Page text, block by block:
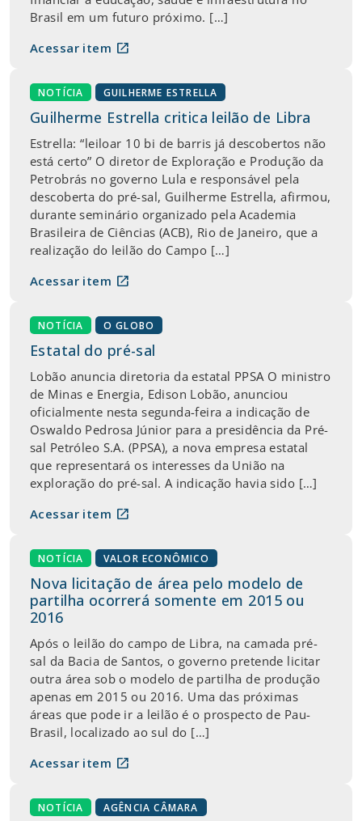
Brasil em um futuro próximo. […]
Acessar item open_in_new
NOTÍCIA GUILHERME ESTRELLA
Guilherme Estrella critica leilão de Libra
Estrella: “leiloar 10 bi de barris já descobertos não
está certo” O diretor de Exploração e Produção da
Petrobrás no governo Lula e responsável pela
descoberta do pré-sal, Guilherme Estrella, afirmou,
durante seminário organizado pela Academia
Brasileira de Ciências (ACB), Rio de Janeiro, que a
realização do leilão do Campo […]
Acessar item open_in_new
NOTÍCIA O GLOBO
Estatal do pré-sal
Lobão anuncia diretoria da estatal PPSA O ministro
de Minas e Energia, Edison Lobão, anunciou
oficialmente nesta segunda-feira a indicação de
Oswaldo Pedrosa Júnior para a presidência da Pré-
sal Petróleo S.A. (PPSA), a nova empresa estatal
que representará os interesses da União na
exploração do pré-sal. A indicação havia sido […]
Acessar item open_in_new
NOTÍCIA VALOR ECONÔMICO
Nova licitação de área pelo modelo de
partilha ocorrerá somente em 2015 ou
2016
Após o leilão do campo de Libra, na camada pré-
sal da Bacia de Santos, o governo pretende licitar
outra área sob o modelo de partilha de produção
apenas em 2015 ou 2016. Uma das próximas
áreas que pode ir a leilão é o prospecto de Pau-
Brasil, localizado ao sul do […]
Acessar item open_in_new
NOTÍCIA AGÊNCIA CÂMARA